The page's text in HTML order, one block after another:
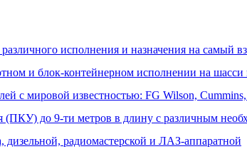
исполнения и назначения на самый
и блок-контейнерном исполнении на шасси
с мировой известностью: FG Wilson,
до 9-ти метров в длину с различным
дизельной, радиомастерской и ЛАЗ-аппаратной